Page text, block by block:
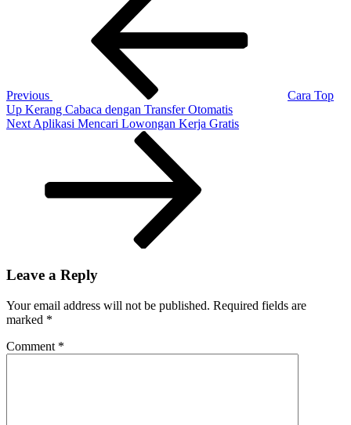
Previous
Cara Top
Up Kerang Cabaca dengan Transfer Otomatis
Next
Next Aplikasi Mencari Lowongan Kerja Gratis
Leave a Reply
Your email address will not be published. Required fields are
marked *
Comment *